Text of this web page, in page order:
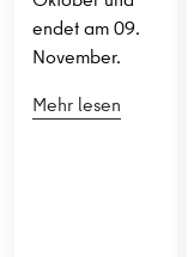
endet am 09.
November.
Mehr lesen